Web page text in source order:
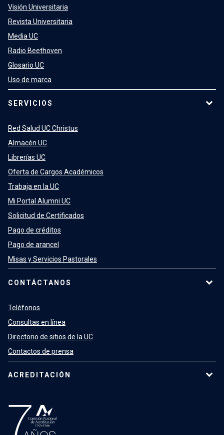
Visión Universitaria
Revista Universitaria
Media UC
Radio Beethoven
Glosario UC
Uso de marca
SERVICIOS
Red Salud UC Christus
Almacén UC
Librerías UC
Oferta de Cargos Académicos
Trabaja en la UC
Mi Portal Alumni UC
Solicitud de Certificados
Pago de créditos
Pago de arancel
Misas y Servicios Pastorales
CONTÁCTANOS
Teléfonos
Consultas en línea
Directorio de sitios de la UC
Contactos de prensa
ACREDITACIÓN